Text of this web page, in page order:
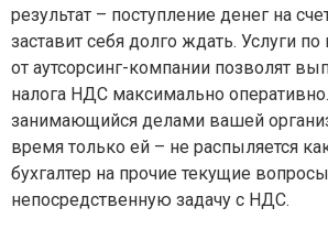
результат – поступление денег на
заставит себя долго ждать. Услуги
от аутсорсинг-компании позволят
налога НДС максимально
занимающийся делами вашей
время только ей – не распыляется
бухгалтер на прочие текущие
непосредственную задачу с НДС.